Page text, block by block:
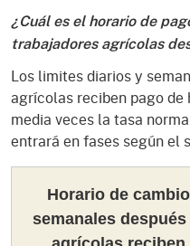
¿Cuál es el horario de
trabajadores agrícolas
Los limites diarios y
agrícolas reciben pago de
media veces la tasa
entrará en fases según el
Horario de
semanales